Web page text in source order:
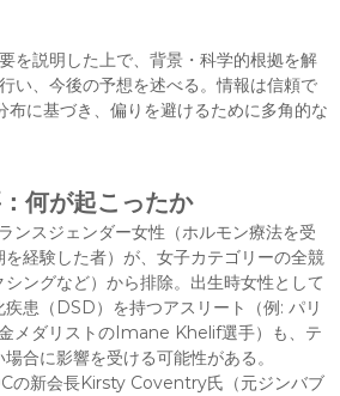
を説明した上で、背景・科学的根拠を解
い、今後の予想を述べる。情報は信頼で
布に基づき、偏りを避けるために多角的な
何が起こったか
ンスジェンダー女性（ホルモン療法を受
経験した者）が、女子カテゴリーの全競
ングなど）から排除。出生時女性として
患（DSD）を持つアスリート（例: パリ
メダリストのImane Khelif選手）も、テ
合に影響を受ける可能性がある。
の新会長Kirsty Coventry氏（元ジンバブ